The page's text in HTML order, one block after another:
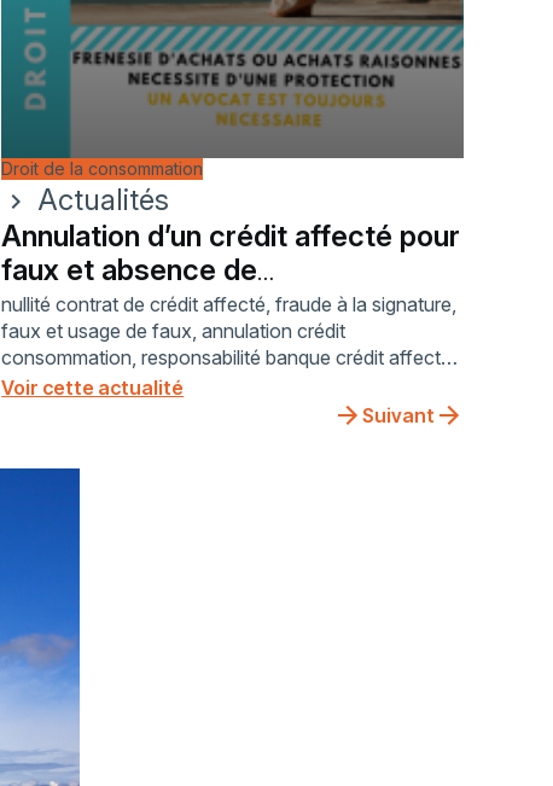
Droit de la consommation
chevron_right
Actualités
Annulation d’un crédit affecté pour
faux et absence de
consentement : condamnation de
DOMOFINANCE à rembourser les
emprunteurs
nullité contrat de crédit affecté, fraude à la signature,
faux et usage de faux, annulation crédit
consommation, responsabilité banque crédit affecté,
expertise graphologique crédit, jurisprudence
DOMOFINANCE, absence de consentement contrat,
Voir cette actualité
Suivant